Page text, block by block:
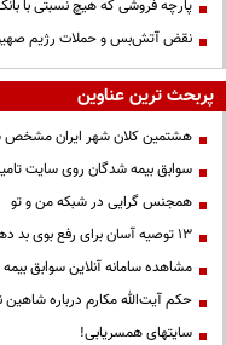
پارچه فروشی که هیچ نسبتی با
نقض آتش‌بس و حملات رژیم
پربحث ترین عناوین
هشتمین کلان شهر ایران
سوابق بیمه شدگان روی سایت
همجنس گرایی در شبکه من و تو
13 توصیه آسان برای رفع بوی بد دهان
مشاهده سامانه آنلاين سوابق بیمه
حكم آيت‌الله مكارم درباره
سایتهای همسریابی!